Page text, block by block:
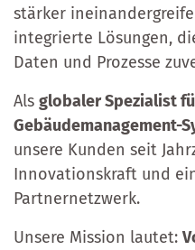
stärker
integrierte Lösungen,
Daten und Prozesse
Als globaler Spezialist
Gebäudemanagement-
unsere Kunden seit
Innovationskraft und
Partnernetzwerk.
Unsere Mission lautet: